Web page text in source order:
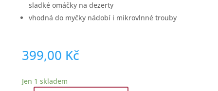
sladké omáčky na dezerty
vhodná do myčky nádobí i mikrovlnné trouby
399,00 Kč
Jen 1 skladem